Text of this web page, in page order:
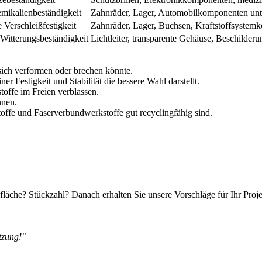
Zahnräder, Lager, Automobilkomponenten
Verschleißfestigkeit
Zahnräder, Lager, Buchsen,
Lichtleiter, transparente Gehäuse,
verformen oder brechen könnte.
Festigkeit und Stabilität die bessere Wahl darstellt.
im Freien verblassen.
und Faserverbundwerkstoffe gut recyclingfähig sind.
Stückzahl? Danach erhalten Sie unsere Vorschläge für Ihr